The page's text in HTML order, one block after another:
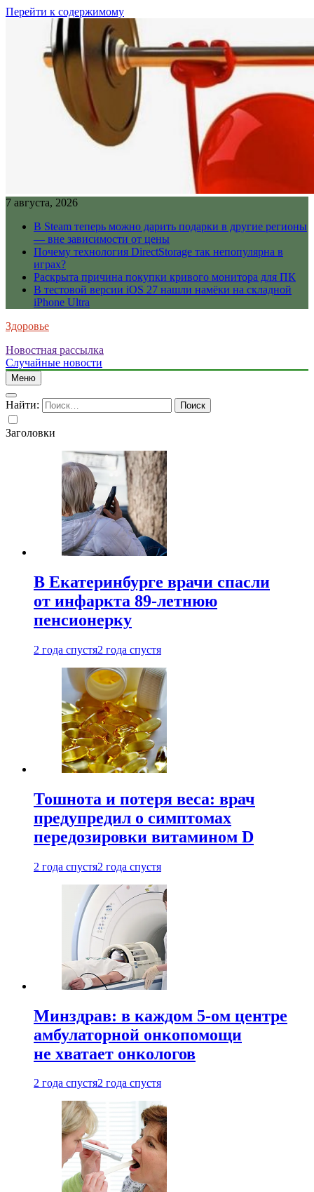
Перейти к содержимому
7 августа, 2026
В Steam теперь можно дарить подарки в другие регионы
— вне зависимости от цены
Почему технология DirectStorage так непопулярна в
играх?
Раскрыта причина покупки кривого монитора для ПК
В тестовой версии iOS 27 нашли намёки на складной
iPhone Ultra
Здоровье
Новостная рассылка
Случайные новости
Меню
Найти:
Заголовки
В Екатеринбурге врачи спасли
от инфаркта 89-летнюю
пенсионерку
2 года спустя2 года спустя
Тошнота и потеря веса: врач
предупредил о симптомах
передозировки витамином D
2 года спустя2 года спустя
Минздрав: в каждом 5-ом центре
амбулаторной онкопомощи
не хватает онкологов
2 года спустя2 года спустя